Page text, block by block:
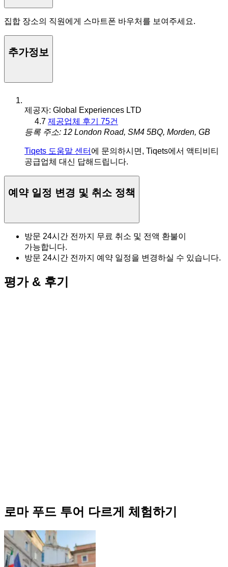
집합 장소의 직원에게 스마트폰 바우처를 보여주세요.
추가정보
제공자: Global Experiences LTD
4.7 제공업체 후기 75건
등록 주소: 12 London Road, SM4 5BQ, Morden, GB
Tiqets 도움말 센터 에 문의하시면, Tiqets에서 액티비티
공급업체 대신 답해드립니다.
예약 일정 변경 및 취소 정책
방문 24시간 전까지 무료 취소 및 전액 환불이
가능합니다.
방문 24시간 전까지 예약 일정을 변경하실 수 있습니다.
평가 & 후기
로마 푸드 투어 다르게 체험하기